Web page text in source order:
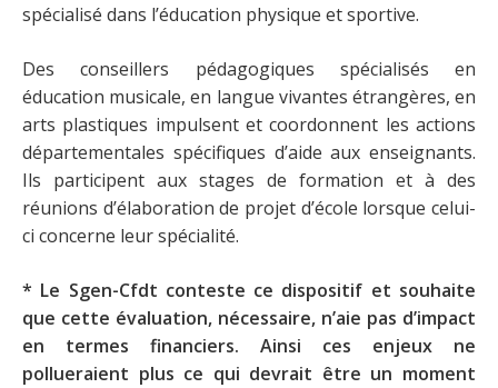
spécialisé dans l’éducation physique et sportive.
Des conseillers pédagogiques spécialisés en
éducation musicale, en langue vivantes étrangères, en
arts plastiques impulsent et coordonnent les actions
départementales spécifiques d’aide aux enseignants.
Ils participent aux stages de formation et à des
réunions d’élaboration de projet d’école lorsque celui-
ci concerne leur spécialité.
* Le Sgen-Cfdt conteste ce dispositif et souhaite
que cette évaluation, nécessaire, n’aie pas d’impact
en termes financiers. Ainsi ces enjeux ne
pollueraient plus ce qui devrait être un moment